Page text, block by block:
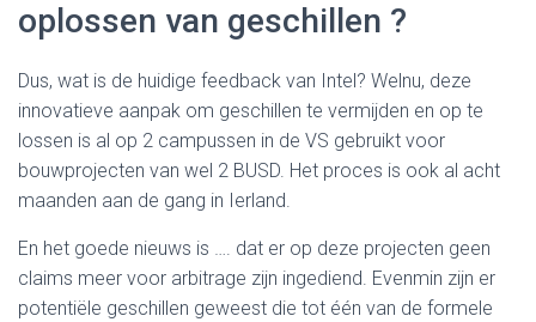
oplossen van geschillen ?
Dus, wat is de huidige feedback van Intel? Welnu, deze
innovatieve aanpak om geschillen te vermijden en op te
lossen is al op 2 campussen in de VS gebruikt voor
bouwprojecten van wel 2 BUSD. Het proces is ook al acht
maanden aan de gang in Ierland.
En het goede nieuws is …. dat er op deze projecten geen
claims meer voor arbitrage zijn ingediend. Evenmin zijn er
potentiële geschillen geweest die tot één van de formele